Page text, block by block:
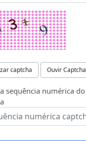
captcha Ouvir Captcha
sequência numérica do